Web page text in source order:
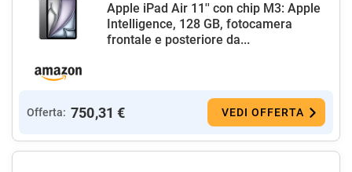
Apple iPad Air 11'' con chip M3: Apple
Intelligence, 128 GB, fotocamera
frontale e posteriore da...
Offerta: 750,31 € VEDI OFFERTA